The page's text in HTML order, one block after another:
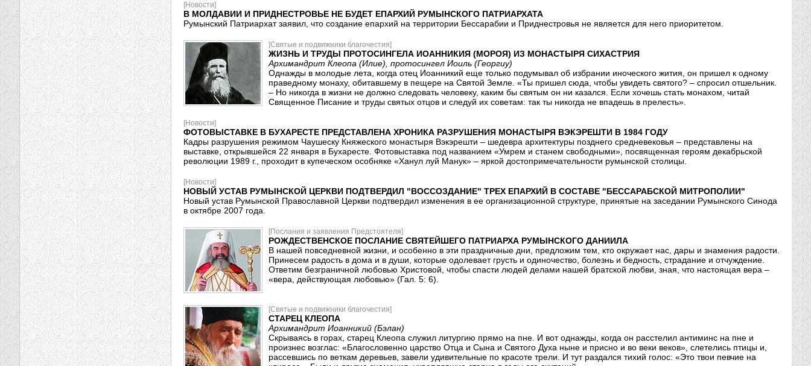
[Новости]
В МОЛДАВИИ И ПРИДНЕСТРОВЬЕ НЕ БУДЕТ ЕПАРХИЙ РУМЫНСКОГО ПАТРИАРХАТА
Румынский Патриархат заявил, что создание епархий на территории Бессарабии и Приднестровья не является для него приоритетом.
[Святые и подвижники благочестия]
ЖИЗНЬ И ТРУДЫ ПРОТОСИНГЕЛА ИОАННИКИЯ (МОРОЯ) ИЗ МОНАСТЫРЯ СИХАСТРИЯ
Архимандрит Клеопа (Илие), протосингел Иоиль (Георгиу)
Однажды в молодые лета, когда отец Иоанникий еще только подумывал об избрании иноческого жития, он пришел к одному
праведному монаху, обитавшему в пещере на Святой Земле. «Ты пришел сюда, чтобы увидеть святого? – спросил отшельник.
– Но никогда в жизни не должно следовать человеку, каким бы святым он ни казался. Если хочешь стать монахом, читай
Священное Писание и труды святых отцов и следуй их советам: так ты никогда не впадешь в прелесть».
[Новости]
ФОТОВЫСТАВКЕ В БУХАРЕСТЕ ПРЕДСТАВЛЕНА ХРОНИКА РАЗРУШЕНИЯ МОНАСТЫРЯ ВЭКЭРЕШТИ В 1984 ГОДУ
Кадры разрушения режимом Чаушеску Княжеского монастыря Вэкэрешти – шедеврa архитектуры позднего средневековья – представлены на
выставке, открывшейся 22 января в Бухаресте. Фотовыставка под названием «Умрем и станем свободными», посвященная героям декабрьской
революции 1989 г., проходит в купеческом особняке «Ханул луй Манук» – яркой достопримечательности румынской столицы.
[Новости]
НОВЫЙ УСТАВ РУМЫНСКОЙ ЦЕРКВИ ПОДТВЕРДИЛ "ВОССОЗДАНИЕ" ТРЕХ ЕПАРХИЙ В СОСТАВЕ "БЕССАРАБСКОЙ МИТРОПОЛИИ"
Новый устав Румынской Православной Церкви подтвердил изменения в ее организационной структуре, принятые на заседании Румынского Синода
в октябре 2007 года.
[Послания и заявления Предстоятеля]
РОЖДЕСТВЕНСКОЕ ПОСЛАНИЕ СВЯТЕЙШЕГО ПАТРИАРХА РУМЫНСКОГО ДАНИИЛА
В нашей повседневной жизни, и особенно в эти праздничные дни, предложим тем, кто окружает нас, дары и знамения радости.
Принесем радость в дома и в души, которые одолевает грусть и одиночество, болезнь и бедность, страдание и отчуждение.
Ответим безграничной любовью Христовой, чтобы спасти людей делами нашей братской любви, зная, что настоящая вера –
«вера, действующая любовью» (Гал. 5: 6).
[Святые и подвижники благочестия]
СТАРЕЦ КЛЕОПА
Архимандрит Иоанникий (Бэлан)
Скрываясь в горах, старец Клеопа служил литургию прямо на пне. И вот однажды, когда он расстелил антиминс на пне и
произнес возглас: «Благословенно царство Отца и Сына и Святого Духа ныне и присно и во веки веков», слетелись птицы и,
рассевшись по веткам деревьев, завели удивительные по красоте трели. И тут раздался тихий голос: «Это твои певчие на